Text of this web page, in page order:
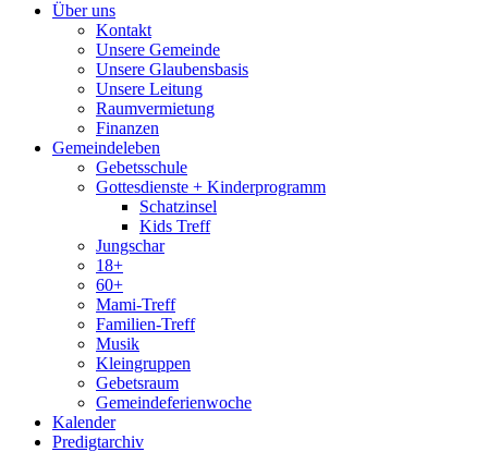
Über uns
Kontakt
Unsere Gemeinde
Unsere Glaubensbasis
Unsere Leitung
Raumvermietung
Finanzen
Gemeindeleben
Gebetsschule
Gottesdienste + Kinderprogramm
Schatzinsel
Kids Treff
Jungschar
18+
60+
Mami-Treff
Familien-Treff
Musik
Kleingruppen
Gebetsraum
Gemeindeferienwoche
Kalender
Predigtarchiv